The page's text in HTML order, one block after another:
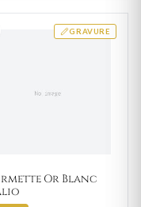
GRAVURE
Gourmette Or
Or Blanc